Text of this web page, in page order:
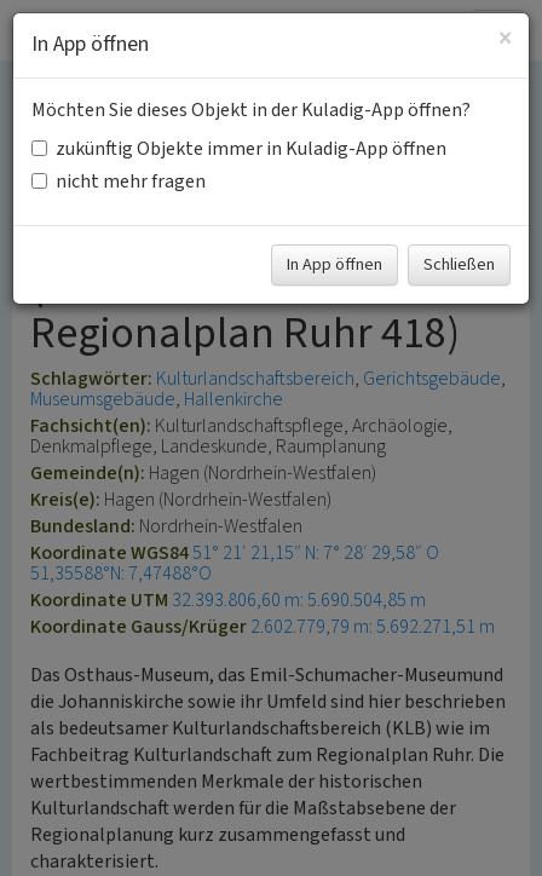
Osthaus-Museum / Emil-
Schumacher-Museum /
Johanniskirche
(Kulturlandschaftsbereich
Regionalplan Ruhr 418)
Schlagwörter: Kulturlandschaftsbereich Gerichtsgebäude
Museumsgebäude Hallenkirche
Fachsicht(en): Kulturlandschaftspflege, Archäologie,
Denkmalpflege, Landeskunde, Raumplanung
Gemeinde(n): Hagen (Nordrhein-Westfalen)
Kreis(e): Hagen (Nordrhein-Westfalen)
Bundesland: Nordrhein-Westfalen
Koordinate WGS8451° 21′ 21,15″ N: 7° 28′ 29,58″ O
51,35588°N: 7,47488°O
Koordinate UTM 32.393.806,60 m: 5.690.504,85 m
Koordinate Gauss/Krüger2.602.779,79 m: 5.692.271,51 m
Das Osthaus-Museum, das Emil-Schumacher-Museumund
die Johanniskirche sowie ihr Umfeld sind hier beschrieben
als bedeutsamer Kulturlandschaftsbereich (KLB) wie im
Fachbeitrag Kulturlandschaft zum Regionalplan Ruhr. Die
wertbestimmenden Merkmale der historischen
Kulturlandschaft werden für die Maßstabsebene der
Regionalplanung kurz zusammengefasst und
charakterisiert.
×
In App öffnen
Möchten Sie dieses Objekt in der Kuladig-App öffnen?
zukünftig Objekte immer in Kuladig-App öffnen
nicht mehr fragen
In App öffnen Schließen